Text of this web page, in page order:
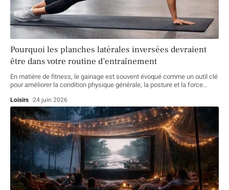
Pourquoi les planches latérales inversées devraient
être dans votre routine d’entraînement
En matière de fitness, le gainage est souvent évoqué comme un outil clé
pour améliorer la condition physique générale, la posture et la force…
Loisirs 24 juin 2026